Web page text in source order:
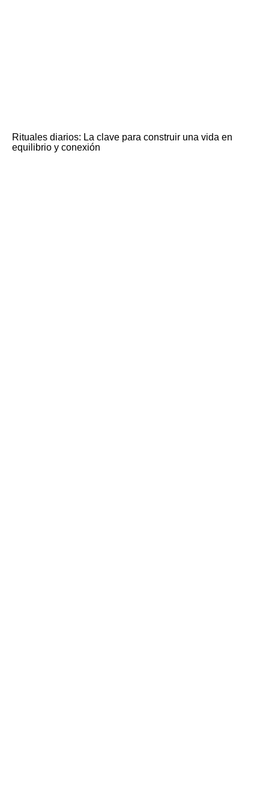
Rituales diarios: La clave para construir una vida en
equilibrio y conexión